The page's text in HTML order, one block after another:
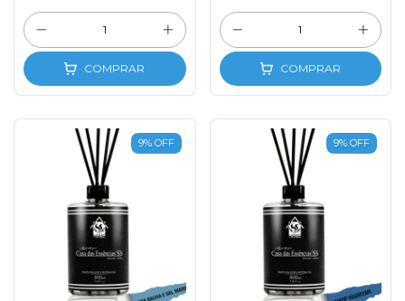
COMPRAR COMPRAR
9% OFF 9% OFF